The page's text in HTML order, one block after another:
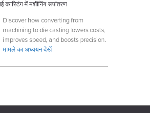
कास्टिंग में मशीनिंग रूपांतरण
Discover how converting from
machining to die casting lowers costs,
improves speed, and boosts precision.
मामले का अध्ययन देखें